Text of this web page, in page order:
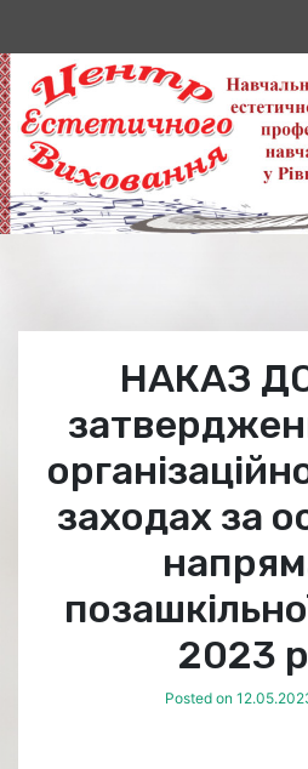
Skip
to
content
НАКАЗ
заходах за
2023
Posted on